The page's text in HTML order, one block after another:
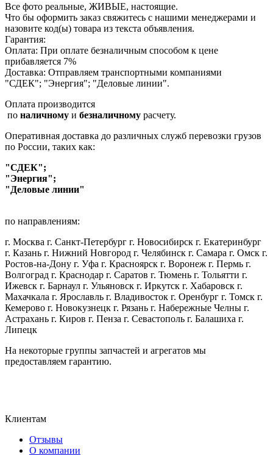
Все фото реальные, ЖИВЫЕ, настоящие.
Что бы оформить заказ свяжитесь с нашими менеджерами и
назовите код(ы) товара из текста объявления.
Гарантия:
Оплата: При оплате безналичным способом к цене
прибавляется 7%
Доставка: Отправляем транспортными компаниями
"СДЕК"; "Энергия"; "Деловые линии".
Оплата производится
по наличному и безналичному расчету.
Оперативная доставка до различных служб перевозки грузов
по России, таких как:
"СДЕК";
"Энергия";
"Деловые линии"
по направлениям:
г. Москва г. Санкт-Петербург г. Новосибирск г. Екатеринбург
г. Казань г. Нижний Новгород г. Челябинск г. Самара г. Омск г.
Ростов-на-Дону г. Уфа г. Красноярск г. Воронеж г. Пермь г.
Волгоград г. Краснодар г. Саратов г. Тюмень г. Тольятти г.
Ижевск г. Барнаул г. Ульяновск г. Иркутск г. Хабаровск г.
Махачкала г. Ярославль г. Владивосток г. Оренбург г. Томск г.
Кемерово г. Новокузнецк г. Рязань г. Набережные Челны г.
Астрахань г. Киров г. Пенза г. Севастополь г. Балашиха г.
Липецк
На некоторые группы запчастей и агрегатов мы
предоставляем гарантию.
Клиентам
Отзывы
О компании